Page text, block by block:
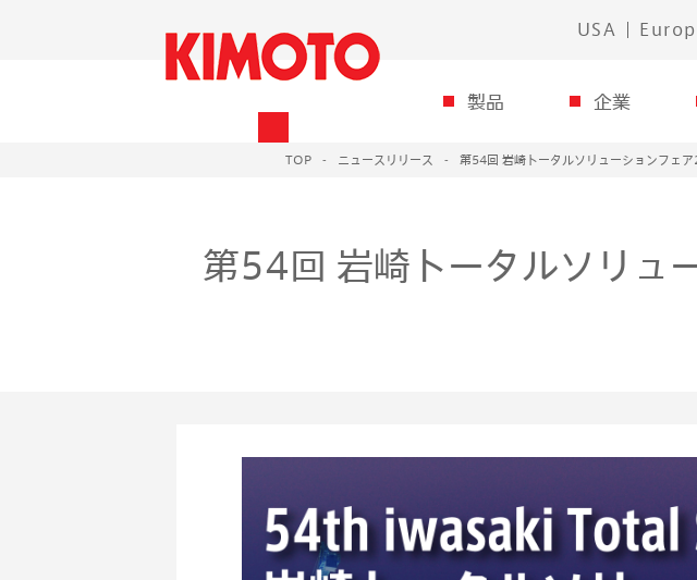
USA
製品 企業
TOP ニュースリリース 第54回 岩崎トータルソリューションフェ
第54回 岩崎トータルソリュ